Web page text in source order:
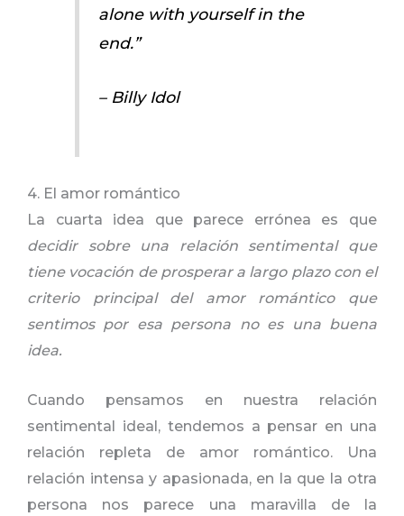
alone with yourself in the
end.”
– Billy Idol
4. El amor romántico
La cuarta idea que parece errónea es que
decidir sobre una relación sentimental que
tiene vocación de prosperar a largo plazo con el
criterio principal del amor romántico que
sentimos por esa persona no es una buena
idea.
Cuando pensamos en nuestra relación
sentimental ideal, tendemos a pensar en una
relación repleta de amor romántico. Una
relación intensa y apasionada, en la que la otra
persona nos parece una maravilla de la